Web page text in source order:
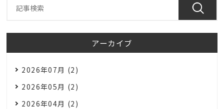
アーカイブ
2026年07月 (2)
2026年05月 (2)
2026年04月 (2)